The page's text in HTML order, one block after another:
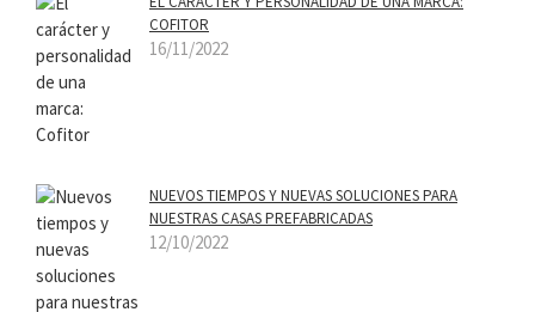
COFITOR
16/11/2022
NUEVOS TIEMPOS Y NUEVAS SOLUCIONES PARA
NUESTRAS CASAS PREFABRICADAS
12/10/2022